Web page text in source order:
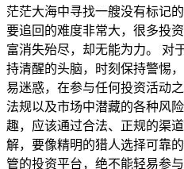
茫茫大海中寻找一艘没有标记
要追回的难度非常大，很多投
富消失殆尽，却无能为力。 对
持清醒的头脑，时刻保持警惕
易迷惑，在参与任何投资活动
法规以及市场中潜藏的各种风
趣，应该通过合法、正规的渠
解，要像精明的猎人选择可靠
管的投资平台，绝不能轻易参